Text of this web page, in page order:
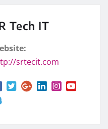
Tech IT
srtecit.com